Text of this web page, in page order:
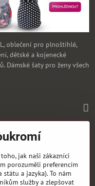
oblečení pro plnoštíhlé,
dětské a kojenecké
Dámské šaty pro ženy všech
jak naši zákazníci
porozuměli preferencím
a jazyka). To nám
služby a zlepšovat